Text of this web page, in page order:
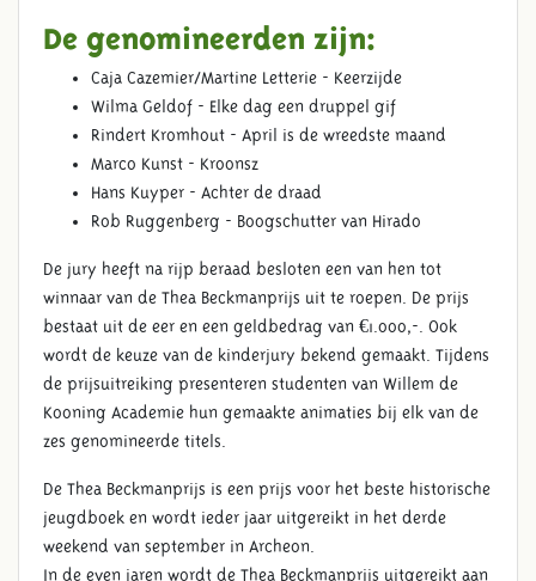
De genomineerden zijn:
Caja Cazemier/Martine Letterie - Keerzijde
Wilma Geldof - Elke dag een druppel gif
Rindert Kromhout - April is de wreedste maand
Marco Kunst - Kroonsz
Hans Kuyper - Achter de draad
Rob Ruggenberg - Boogschutter van Hirado
De jury heeft na rijp beraad besloten een van hen tot
winnaar van de Thea Beckmanprijs uit te roepen. De prijs
bestaat uit de eer en een geldbedrag van €1.000,-. Ook
wordt de keuze van de kinderjury bekend gemaakt. Tijdens
de prijsuitreiking presenteren studenten van Willem de
Kooning Academie hun gemaakte animaties bij elk van de
zes genomineerde titels.
De Thea Beckmanprijs is een prijs voor het beste historische
jeugdboek en wordt ieder jaar uitgereikt in het derde
weekend van september in Archeon.
In de even jaren wordt de Thea Beckmanprijs uitgereikt aan